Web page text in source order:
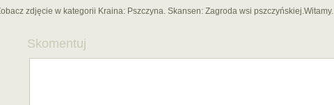
zdjęcie w kategorii Kraina: Pszczyna. Skansen: Zagroda wsi pszczyńskiej.Witamy.
Skomentuj